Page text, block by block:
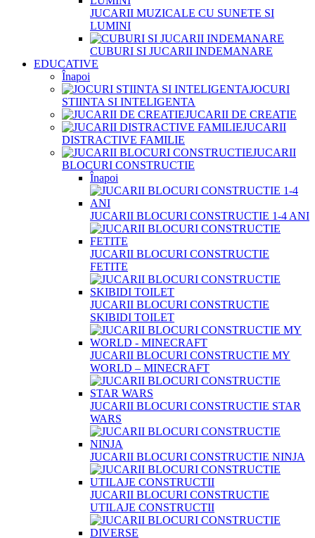
JUCARII MUZICALE CU SUNETE SI
LUMINI
CUBURI SI JUCARII INDEMANARE
EDUCATIVE
Înapoi
JOCURI
STIINTA SI INTELIGENTA
JUCARII DE CREATIE
JUCARII
DISTRACTIVE FAMILIE
JUCARII
BLOCURI CONSTRUCTIE
Înapoi
JUCARII BLOCURI CONSTRUCTIE 1-4 ANI
JUCARII BLOCURI CONSTRUCTIE
FETITE
JUCARII BLOCURI CONSTRUCTIE
SKIBIDI TOILET
JUCARII BLOCURI CONSTRUCTIE MY
WORLD – MINECRAFT
JUCARII BLOCURI CONSTRUCTIE STAR
WARS
JUCARII BLOCURI CONSTRUCTIE NINJA
JUCARII BLOCURI CONSTRUCTIE
UTILAJE CONSTRUCTII